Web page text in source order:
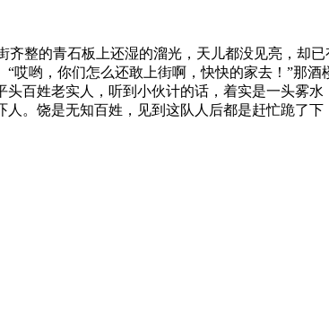
整的青石板上还湿的溜光，天儿都没见亮，却
哎哟，你们怎么还敢上街啊，快快的家去！”那
百姓老实人，听到小伙计的话，着实是一头雾
。饶是无知百姓，见到这队人后都是赶忙跪了